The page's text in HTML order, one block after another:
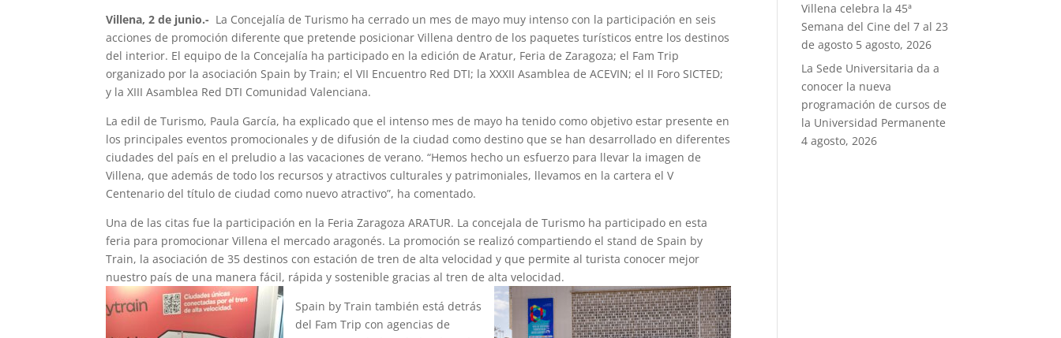
Villena, 2 de junio.- La Concejalía de Turismo ha cerrado un mes de mayo muy intenso con la participación en seis
acciones de promoción diferente que pretende posicionar Villena dentro de los paquetes turísticos entre los destinos
del interior. El equipo de la Concejalía ha participado en la edición de Aratur, Feria de Zaragoza; el Fam Trip
organizado por la asociación Spain by Train; el VII Encuentro Red DTI; la XXXII Asamblea de ACEVIN; el II Foro SICTED;
y la XIII Asamblea Red DTI Comunidad Valenciana.
La edil de Turismo, Paula García, ha explicado que el intenso mes de mayo ha tenido como objetivo estar presente en
los principales eventos promocionales y de difusión de la ciudad como destino que se han desarrollado en diferentes
ciudades del país en el preludio a las vacaciones de verano. “Hemos hecho un esfuerzo para llevar la imagen de
Villena, que además de todo los recursos y atractivos culturales y patrimoniales, llevamos en la cartera el V
Centenario del título de ciudad como nuevo atractivo”, ha comentado.
Una de las citas fue la participación en la Feria Zaragoza ARATUR. La concejala de Turismo ha participado en esta
feria para promocionar Villena el mercado aragonés. La promoción se realizó compartiendo el stand de Spain by
Train, la asociación de 35 destinos con estación de tren de alta velocidad y que permite al turista conocer mejor
nuestro país de una manera fácil, rápida y sostenible gracias al tren de alta velocidad.
Spain by Train también está detrás
del Fam Trip con agencias de
Villena celebra la 45ª
Semana del Cine del 7 al 23
de agosto 5 agosto, 2026
La Sede Universitaria da a
conocer la nueva
programación de cursos de
la Universidad Permanente
4 agosto, 2026